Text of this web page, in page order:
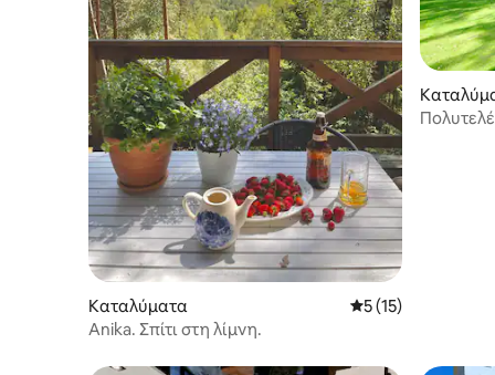
Καταλύματα Μέση βαθμολογία:
5 (15)
Anika. Σπίτι στη λίμνη.